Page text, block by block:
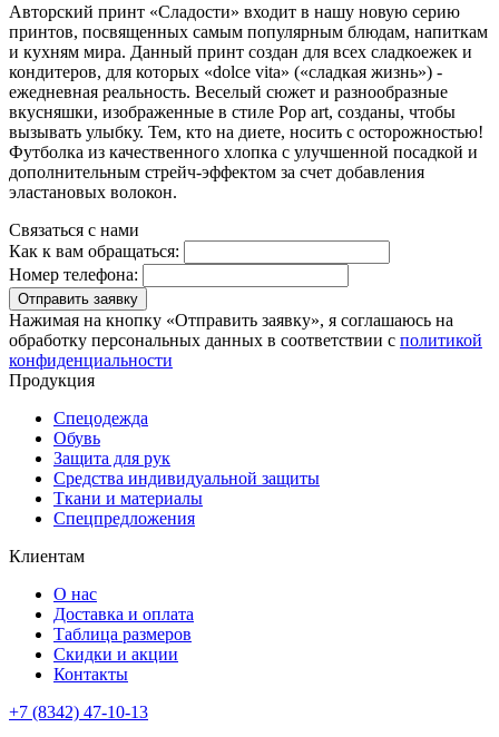
Авторский принт «Сладости» входит в нашу новую серию
принтов, посвященных самым популярным блюдам, напиткам
и кухням мира. Данный принт создан для всех сладкоежек и
кондитеров, для которых «dolce vita» («сладкая жизнь») -
ежедневная реальность. Веселый сюжет и разнообразные
вкусняшки, изображенные в стиле Pop art, созданы, чтобы
вызывать улыбку. Тем, кто на диете, носить с осторожностью!
Футболка из качественного хлопка с улучшенной посадкой и
дополнительным стрейч-эффектом за счет добавления
эластановых волокон.
Связаться с нами
Как к вам обращаться:
Номер телефона:
Отправить заявку
Нажимая на кнопку «Отправить заявку», я соглашаюсь на
обработку персональных данных в соответствии с политикой
конфиденциальности
Продукция
Спецодежда
Обувь
Защита для рук
Средства индивидуальной защиты
Ткани и материалы
Спецпредложения
Клиентам
О нас
Доставка и оплата
Таблица размеров
Скидки и акции
Контакты
+7 (8342) 47-10-13